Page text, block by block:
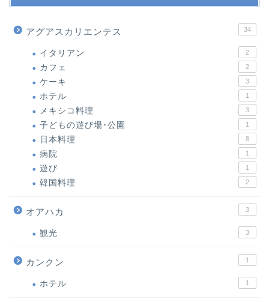
アグアスカリエンテス 34
イタリアン 2
カフェ 2
ケーキ 3
ホテル 1
メキシコ料理 3
子どもの遊び場･公園 1
日本料理 8
病院 1
遊び 1
韓国料理 2
オアハカ 3
観光 3
カンクン 1
ホテル 1